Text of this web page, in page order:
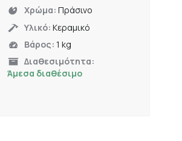
Χρώμα: Πράσινο
Υλικό: Κεραμικό
Βάρος: 1 kg
Διαθεσιμότητα:
Άμεσα διαθέσιμο